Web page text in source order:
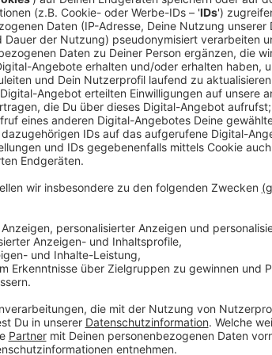
Alle, die ein kleines bisschen in ihren Ort verliebt
Liebesbotschaft an Ascheberg, Herbern und
kurzen Satz, einem längeren Brief, einer Mail,
Bild. Warum mag ich meinen Ort so sehr? Was
Wo ist mein Lieblingsplatz in unserer Gemeinde?
ist eine Aktion für alle Generationen. Wir freuen
ganz verschiedene Liebesbotschaften, die eine
Davensberg ausdrücken“, sagt Sascha
Bernd Heitmann, Vorsitzender von Pro
aufgeschnappt und Klaverkamp sowie Herbern
Ascheberger Version überzeugt. Stößt die
Resonanz, so sollen die „Liebesbotschaften an
Schaufenstern der örtlichen Geschäfte und